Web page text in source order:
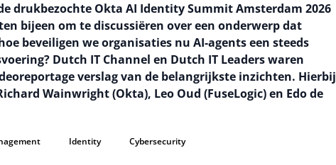
drukbezochte Okta AI Identity Summit Amsterdam 2026
bijeen om te discussiëren over een onderwerp dat
beveiligen we organisaties nu AI-agents een steeds
Dutch IT Channel en Dutch IT Leaders waren
verslag van de belangrijkste inzichten. Hierbij
Wainwright (Okta), Leo Oud (FuseLogic) en Edo de
Identity Cybersecurity